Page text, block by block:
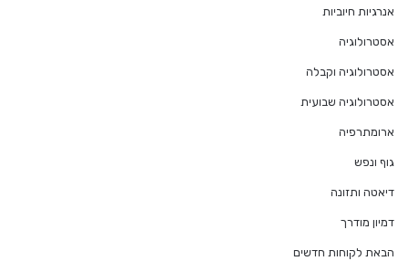
אנרגיות חיוביות
אסטרולוגיה
אסטרולוגיה וקבלה
אסטרולוגיה שבועית
ארומתרפיה
גוף ונפש
דיאטה ותזונה
דמיון מודרך
הבאת לקוחות חדשים